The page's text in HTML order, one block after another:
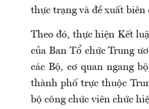
thực trạng và đề xuất biên
Theo đó, thực hiện Kết
của Ban Tổ chức Trung
các Bộ, cơ quan ngang
thành phố trực thuộc
bộ công chức viên chức